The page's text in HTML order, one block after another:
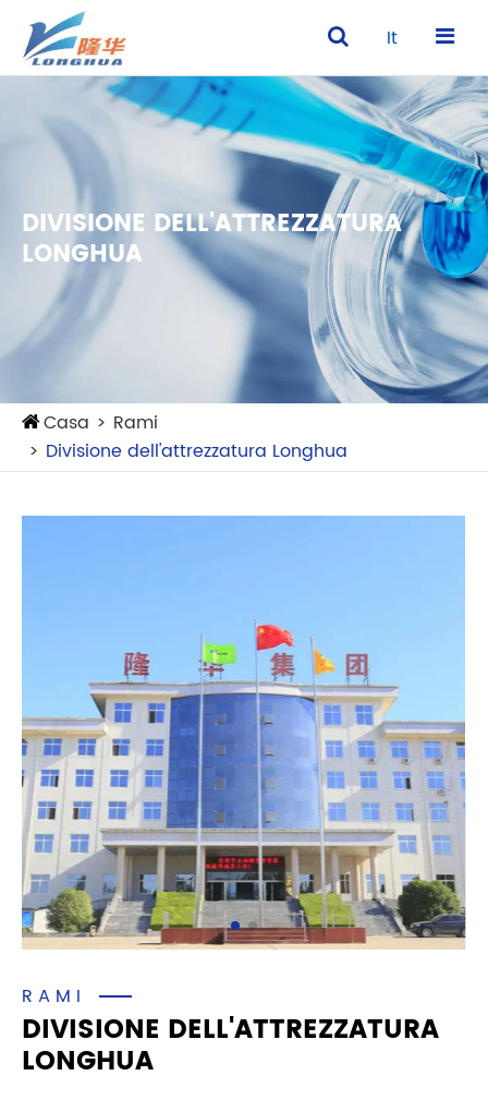
It
DIVISIONE DELL'ATTREZZATURA
LONGHUA
Casa
Rami
Divisione dell'attrezzatura Longhua
RAMI
DIVISIONE DELL'ATTREZZATURA
LONGHUA